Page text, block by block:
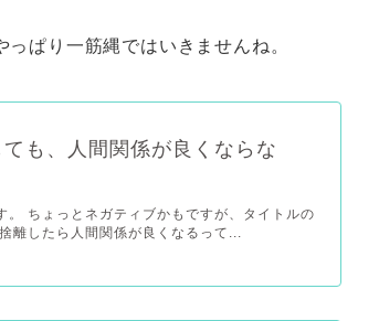
ぱり一筋縄ではいきませんね。
も、人間関係が良くならな
。 ちょっとネガティブかもですが、タイトルの
離したら人間関係が良くなるって...